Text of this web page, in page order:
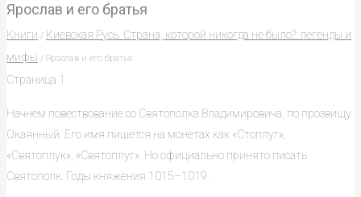
Ярослав и его братья
Книги / Киевская Русь. Страна, которой никогда не было?: легенды и
мифы / Ярослав и его братья
Страница 1
Начнем повествование со Святополка Владимировича, по прозвищу
Окаянный. Его имя пишется на монетах как «Стоплуг»,
«Святоплук», «Святоплуг». Но официально принято писать
Святополк. Годы княжения 1015–1019.